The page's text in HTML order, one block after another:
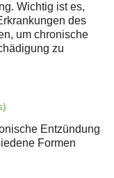
Wichtig ist es,
des
um chronische
zu
Entzündung
Formen